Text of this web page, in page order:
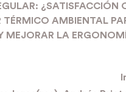
TÉRMICO AMBIENTAL
MEJORAR LA